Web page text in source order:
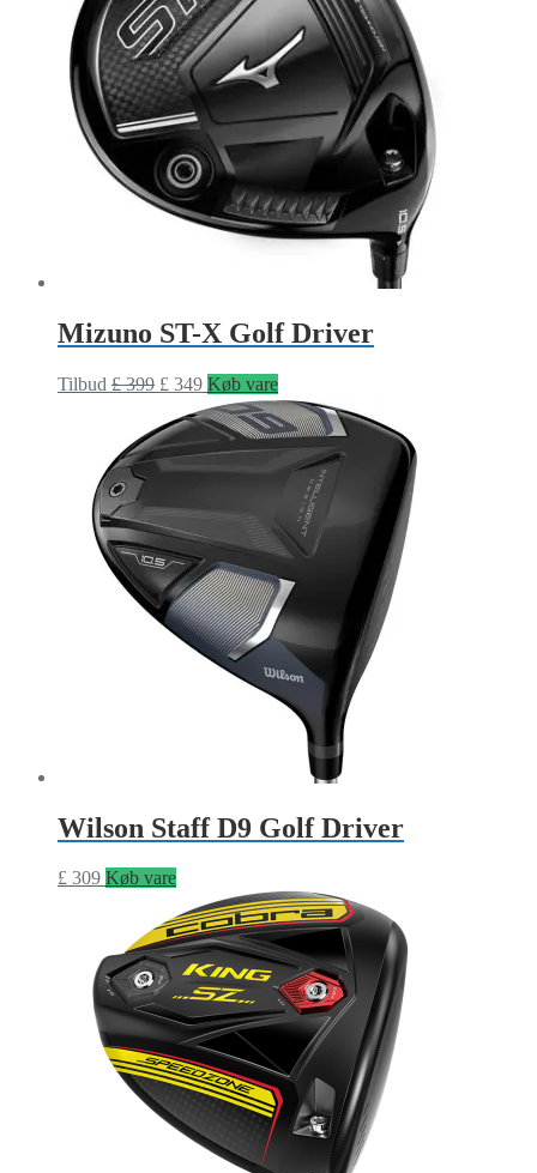
Mizuno ST-X Golf Driver
Tilbud £399 £ 349 Køb vare
Wilson Staff D9 Golf Driver
£ 309 Køb vare